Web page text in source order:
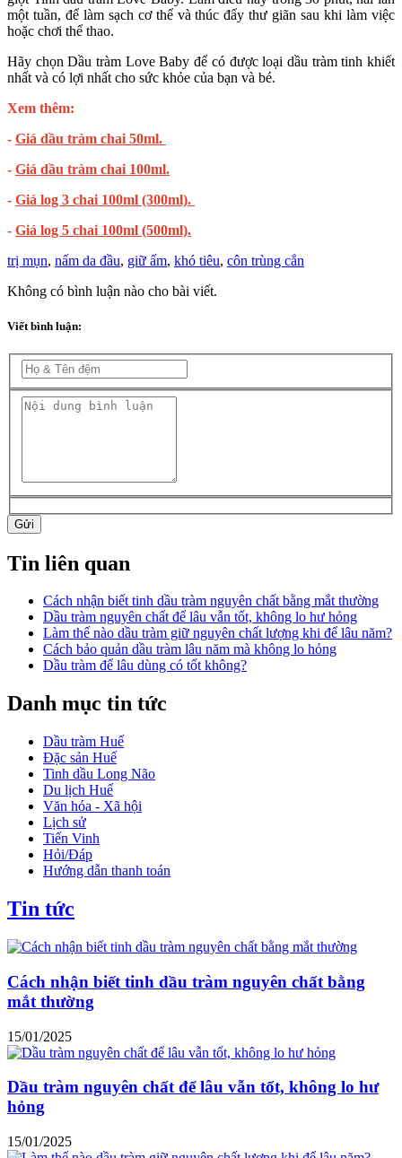
một tuần, để làm sạch cơ thể và thúc đẩy thư giãn sau khi làm việc
hoặc chơi thể thao.
Hãy chọn Dầu tràm Love Baby để có được loại dầu tràm tinh khiết
nhất và có lợi nhất cho sức khỏe của bạn và bé.
Xem thêm:
- Giá dầu tràm chai 50ml.
- Giá dầu tràm chai 100ml.
- Giá log 3 chai 100ml (300ml).
- Giá log 5 chai 100ml (500ml).
trị mụn, nấm da đầu, giữ ấm, khó tiêu, côn trùng cắn
Không có bình luận nào cho bài viết.
Viết bình luận:
Gửi
Tin liên quan
Cách nhận biết tinh dầu tràm nguyên chất bằng mắt thường
Dầu tràm nguyên chất để lâu vẫn tốt, không lo hư hỏng
Làm thế nào dầu tràm giữ nguyên chất lượng khi để lâu năm?
Cách bảo quản dầu tràm lâu năm mà không lo hỏng
Dầu tràm để lâu dùng có tốt không?
Danh mục tin tức
Dầu tràm Huế
Đặc sản Huế
Tinh dầu Long Não
Du lịch Huế
Văn hóa - Xã hội
Lịch sử
Tiến Vinh
Hỏi/Đáp
Hướng dẫn thanh toán
Tin tức
Cách nhận biết tinh dầu tràm nguyên chất bằng
mắt thường
15/01/2025
Dầu tràm nguyên chất để lâu vẫn tốt, không lo hư
hỏng
15/01/2025